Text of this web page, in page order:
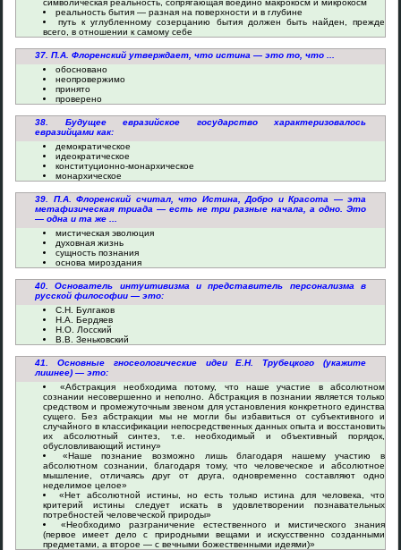
символическая реальность, сопрягающая воедино макрокосм и микрокосм
реальность бытия — разная на поверхности и в глубине
путь к углубленному созерцанию бытия должен быть найден, прежде
всего, в отношении к самому себе
37. П.А. Флоренский утверждает, что истина — это то, что ...
обосновано
неопровержимо
принято
проверено
38. Будущее евразийское государство характеризовалось
евразийцами как:
демократическое
идеократическое
конституционно-монархическое
монархическое
39. П.А. Флоренский считал, что Истина, Добро и Красота — эта
метафизическая триада — есть не три разные начала, а одно. Это
— одна и та же ...
мистическая эволюция
духовная жизнь
сущность познания
основа мироздания
40. Основатель интуитивизма и представитель персонализма в
русской философии — это:
С.Н. Булгаков
Н.А. Бердяев
Н.О. Лосский
В.В. Зеньковский
41. Основные гносеологические идеи Е.Н. Трубецкого (укажите
лишнее) — это:
«Абстракция необходима потому, что наше участие в абсолютном
сознании несовершенно и неполно. Абстракция в познании является только
средством и промежуточным звеном для установления конкретного единства
сущего. Без абстракции мы не могли бы избавиться от субъективного и
случайного в классификации непосредственных данных опыта и восстановить
их абсолютный синтез, т.е. необходимый и объективный порядок,
обусловливающий истину»
«Наше познание возможно лишь благодаря нашему участию в
абсолютном сознании, благодаря тому, что человеческое и абсолютное
мышление, отличаясь друг от друга, одновременно составляют одно
неделимое целое»
«Нет абсолютной истины, но есть только истина для человека, что
критерий истины следует искать в удовлетворении познавательных
потребностей человеческой природы»
«Необходимо разграничение естественного и мистического знания
(первое имеет дело с природными вещами и искусственно созданными
предметами, а второе — с вечными божественными идеями)»